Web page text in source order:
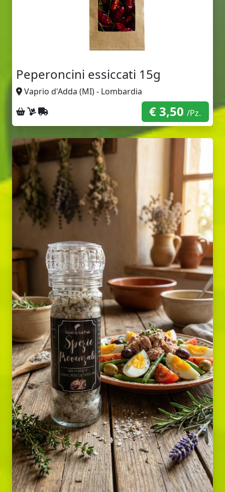
Peperoncini essiccati 15g
Vaprio d'Adda (MI) - Lombardia
Ritiro sul posto
Consegna a domicilio
Spedizione con corriere € 3,50/Pz.